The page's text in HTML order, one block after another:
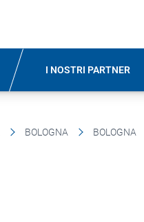
I NOSTRI PARTNER
BOLOGNA BOLOGNA